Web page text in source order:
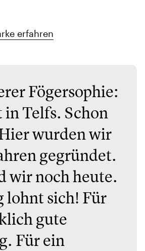
erfahren
Fögersophie:
in Telfs. Schon
wurden wir
gegründet.
wir noch heute.
lohnt sich! Für
gute
Für ein